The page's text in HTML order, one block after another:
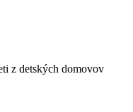
z detských domovov